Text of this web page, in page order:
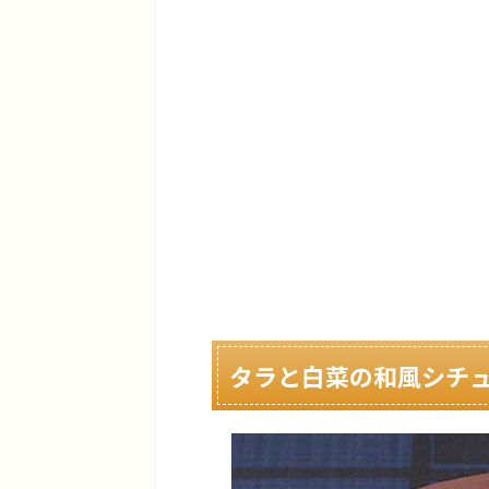
タラと白菜の和風シチ